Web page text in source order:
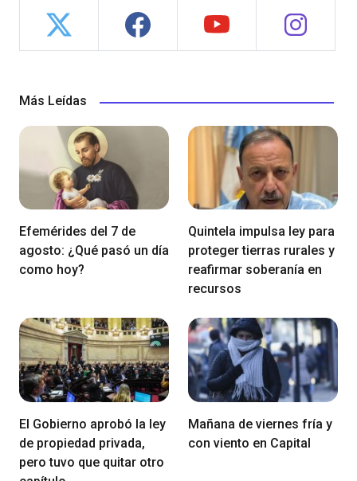
Más Leídas
Efemérides del 7 de
agosto: ¿Qué pasó un día
como hoy?
Quintela impulsa ley para
proteger tierras rurales y
reafirmar soberanía en
recursos
El Gobierno aprobó la ley
de propiedad privada,
pero tuvo que quitar otro
Mañana de viernes fría y
con viento en Capital